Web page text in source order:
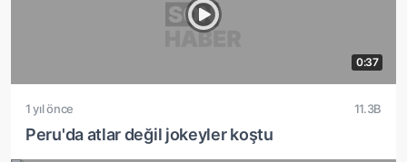
0:37
1 yıl önce 11.3B
Peru'da atlar değil jokeyler koştu